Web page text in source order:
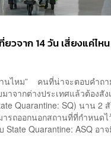
วจาก 14 วัน เสี่ยงแค่ไห
านไหม” คนที่น่าจะตอบคำถ
าจากต่างประเทศแล้วต้องสัง
Quarantine: SQ) นาน 2
รถออกนอกสถานที่ที่กำหนดไ
State Quarantine: ASQ อา